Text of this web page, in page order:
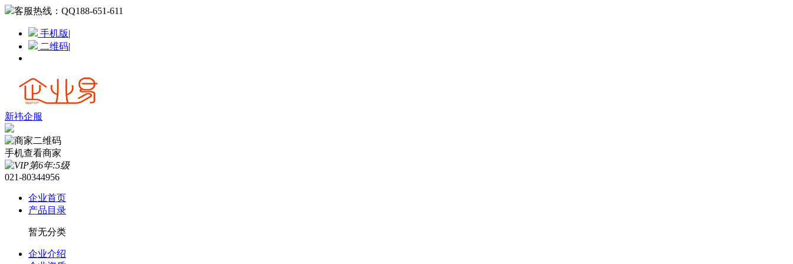
客服热线： QQ188-651-611
手机版|
二维码|
新祎企服
手机查看商家
021-80344956
企业首页
产品目录
暂无分类
企业介绍